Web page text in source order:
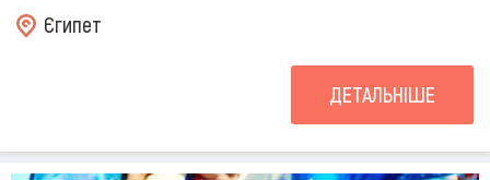
Єгипет
ДЕТАЛЬНІШЕ